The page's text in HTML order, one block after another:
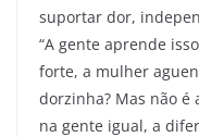
suportar dor,
“A gente aprende
forte, a mulher
dorzinha? Mas não é
na gente igual, a